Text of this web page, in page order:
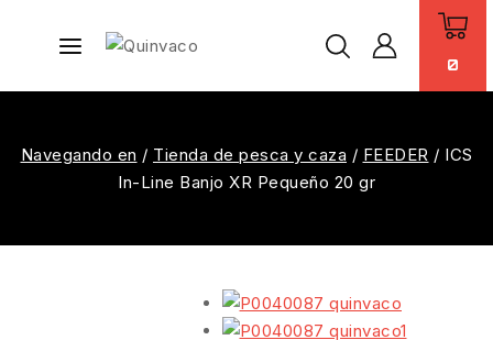
0
Navegando en / Tienda de pesca y caza / FEEDER / ICS
In-Line Banjo XR Pequeño 20 gr